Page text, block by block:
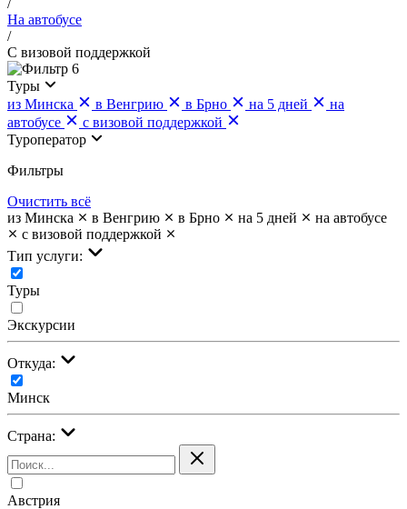
На автобусе
/
С визовой поддержкой
6
Туры
из Минска
в Венгрию в Брно на 5 дней
на
автобусе
с визовой поддержкой
Туроператор
Фильтры
Очистить всё
из Минска
в Венгрию в Брно на 5 дней
на автобусе
с визовой поддержкой
Тип услуги:
Туры
Экскурсии
Откуда:
Минск
Страна:
Австрия